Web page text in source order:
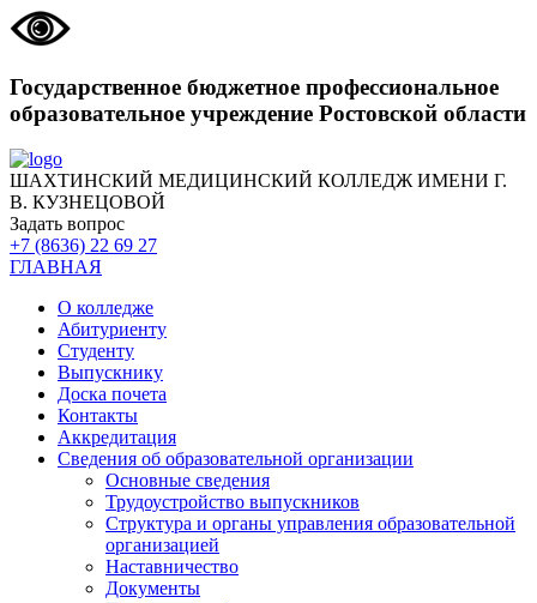
Государственное бюджетное профессиональное
образовательное учреждение Ростовской области
ШАХТИНСКИЙ МЕДИЦИНСКИЙ КОЛЛЕДЖ ИМЕНИ Г.
В. КУЗНЕЦОВОЙ
Задать вопрос
+7 (8636) 22 69 27
ГЛАВНАЯ
О колледже
Абитуриенту
Студенту
Выпускнику
Доска почета
Контакты
Аккредитация
Сведения об образовательной организации
Основные сведения
Трудоустройство выпускников
Структура и органы управления образовательной
организацией
Наставничество
Документы